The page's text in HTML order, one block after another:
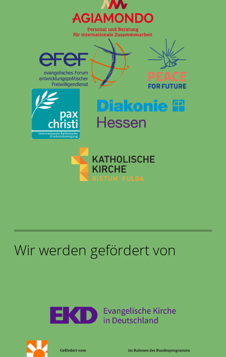
Wir werden gefördert von